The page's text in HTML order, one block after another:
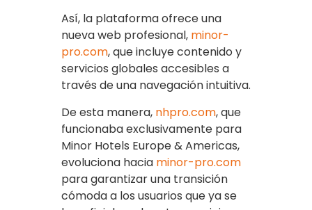
Así, la plataforma ofrece una
nueva web profesional, minor-
pro.com, que incluye contenido y
servicios globales accesibles a
través de una navegación intuitiva.
De esta manera, nhpro.com, que
funcionaba exclusivamente para
Minor Hotels Europe & Americas,
evoluciona hacia minor-pro.com
para garantizar una transición
cómoda a los usuarios que ya se